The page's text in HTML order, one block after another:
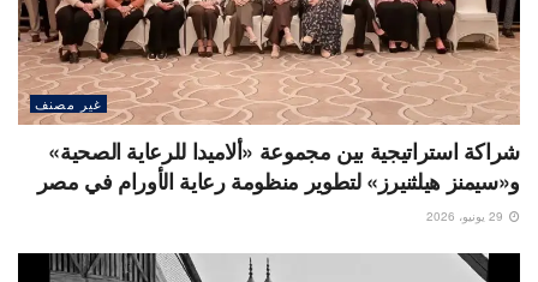
غير مصنف
شراكة استراتيجية بين مجموعة «ألاميدا للرعاية الصحية»
و«سيمنز هيلثنيرز» لتطوير منظومة رعاية الأورام في مصر